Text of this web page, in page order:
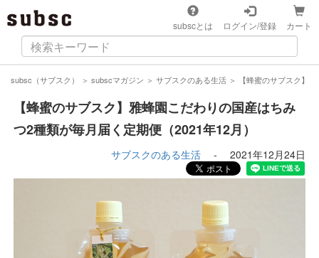
subscとは ログイン/登録 カート
subsc（サブスク） ＞ subscマガジン ＞ サブスクのある生活 ＞ 【蜂蜜のサブスク】
【蜂蜜のサブスク】雅蜂園こだわりの国産はちみ
つ2種類が毎月届く定期便（2021年12月）
サブスクのある生活 - 2021年12月24日